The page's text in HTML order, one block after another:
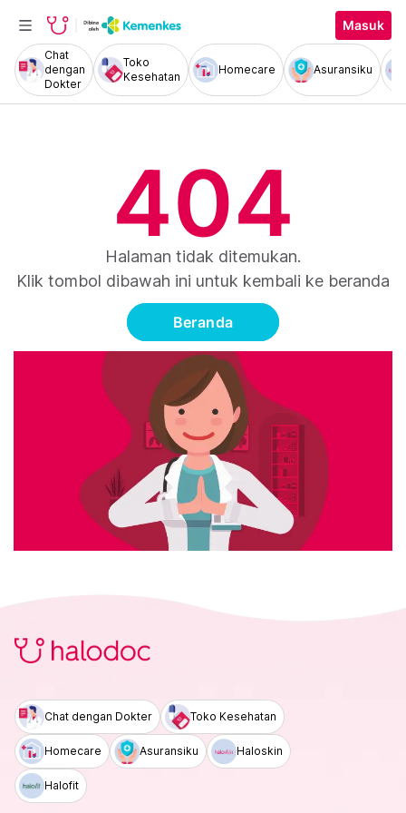
Masuk
Chat
dengan
Dokter
Toko
Kesehatan
Homecare Asuransiku
404
Halaman tidak ditemukan.
Klik tombol dibawah ini untuk kembali ke beranda
Beranda
Chat dengan Dokter Toko Kesehatan
Homecare Asuransiku Haloskin
Halofit